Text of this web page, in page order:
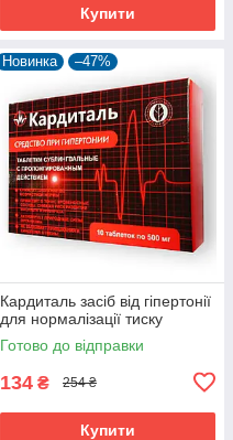
Купити
Новинка –47%
Кардиталь засіб від гіпертонії
для нормалізації тиску
Готово до відправки
134 ₴ 254 ₴
Купити